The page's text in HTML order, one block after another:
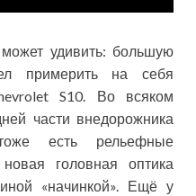
удивить: большую
примерить на себя
S10. Во всяком
части внедорожника
есть рельефные
головная оптика
«начинкой». Ещё у